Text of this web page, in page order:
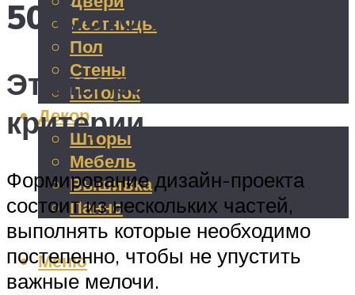
Лестницы
Пол
Стены
Потолок
Декор
Шторы
Мебель
Вышивка
Панно
Меню
50 фото вариантов
Этапы разработки и
критерии
Формирование дизайн-проекта
состоит из нескольких частей,
выполнять которые необходимо
постепенно, чтобы не упустить
важные мелочи.